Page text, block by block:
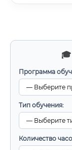
Программа
Тип обучения:
Количество